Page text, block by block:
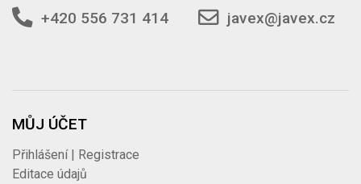
+420 556 731 414 javex@javex.cz
MŮJ ÚČET
Přihlášení | Registrace
Editace údajů